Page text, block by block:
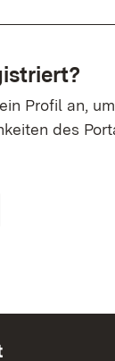
Profil an,
des